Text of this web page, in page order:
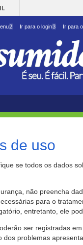
2 Ir para o login3 Ir para
de uso
se todos os dados
não preencha
para o
entretanto, ele
ser registradas
dos problemas